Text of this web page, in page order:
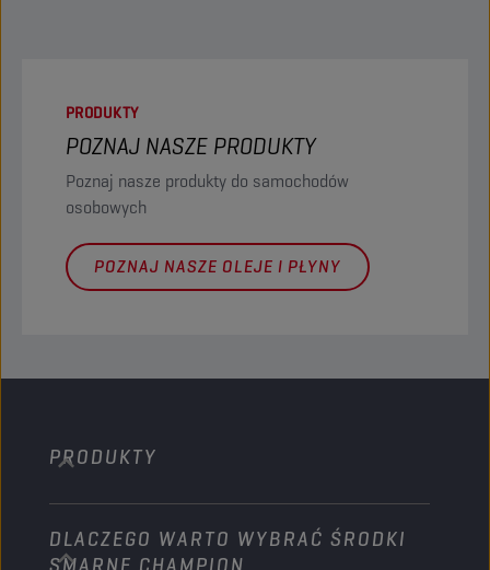
PRODUKTY
POZNAJ NASZE PRODUKTY
Poznaj nasze produkty do samochodów
osobowych
POZNAJ NASZE OLEJE I PŁYNY
PRODUKTY
Samochody osobowe
DLACZEGO WARTO WYBRAĆ ŚRODKI
SMARNE CHAMPION